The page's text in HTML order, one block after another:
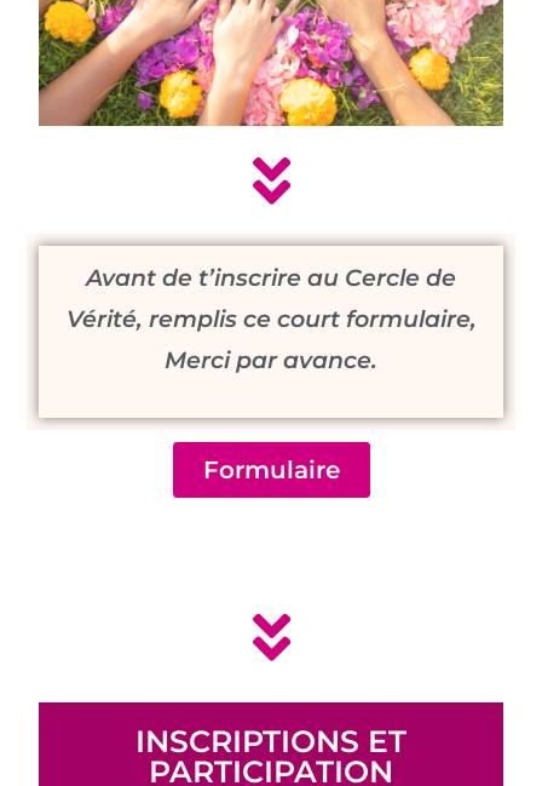
Avant de t’inscrire au Cercle de
Vérité, remplis ce court formulaire,
Merci par avance.
Formulaire
INSCRIPTIONS ET
PARTICIPATION